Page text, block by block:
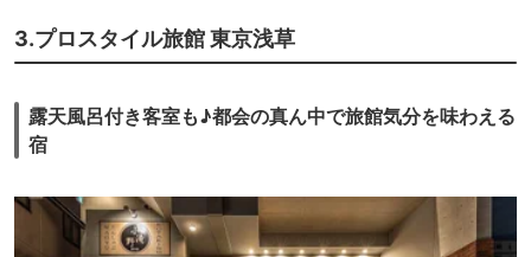
3.プロスタイル旅館 東京浅草
露天風呂付き客室も♪都会の真ん中で旅館気分を味わえる
宿